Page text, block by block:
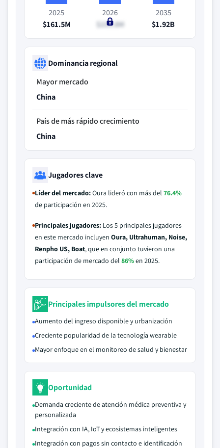
2025
$161.5M
2026
$235.8M
2035
$1.92B
Dominancia regional
Mayor mercado
China
País de más rápido crecimiento
China
Jugadores clave
Líder del mercado:Oura lideró con más del 76.4%
de participación en 2025.
Principales jugadores: Los 5 principales jugadores
en este mercado incluyen Oura, Ultrahuman, Noise,
Renpho US, Boat, que en conjunto tuvieron una
participación de mercado del 86%en 2025.
Principales impulsores del mercado
Aumento del ingreso disponible y urbanización
Creciente popularidad de la tecnología wearable
Mayor enfoque en el monitoreo de salud y bienestar
Oportunidad
Demanda creciente de atención médica preventiva y
personalizada
Integración con IA, IoT y ecosistemas inteligentes
Integración con pagos sin contacto e identificación